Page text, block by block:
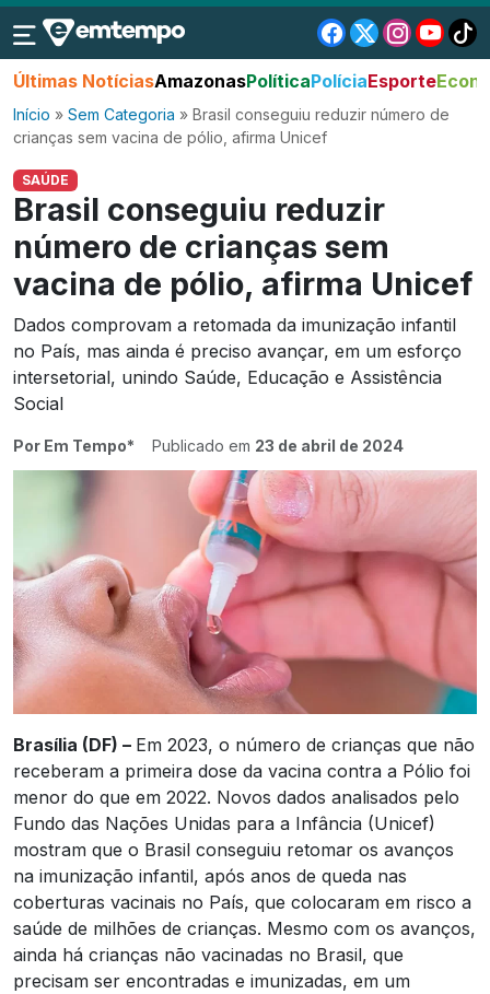
Últimas NotíciasAmazonasPolíticaPolíciaEsporte
Início » Sem Categoria » Brasil conseguiu reduzir número de
crianças sem vacina de pólio, afirma Unicef
SAÚDE
Brasil conseguiu reduzir
número de crianças sem
vacina de pólio, afirma Unicef
Dados comprovam a retomada da imunização infantil
no País, mas ainda é preciso avançar, em um esforço
intersetorial, unindo Saúde, Educação e Assistência
Social
Por Em Tempo* Publicado em 23 de abril de 2024
Brasília (DF) – Em 2023, o número de crianças que não
receberam a primeira dose da vacina contra a Pólio foi
menor do que em 2022. Novos dados analisados pelo
Fundo das Nações Unidas para a Infância (Unicef)
mostram que o Brasil conseguiu retomar os avanços
na imunização infantil, após anos de queda nas
coberturas vacinais no País, que colocaram em risco a
saúde de milhões de crianças. Mesmo com os avanços,
ainda há crianças não vacinadas no Brasil, que
precisam ser encontradas e imunizadas, em um